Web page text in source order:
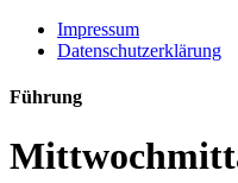
Impressum
Datenschutzerklärung
Führung